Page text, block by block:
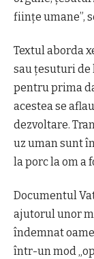
fiinţe umane”,
Textul aborda
sau ţesuturi de
pentru prima
acestea se
dezvoltare.
uz uman sunt
la porc la om a
Documentul
ajutorul unor
îndemnat
într-un mod